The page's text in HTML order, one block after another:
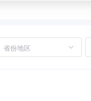
省份地区